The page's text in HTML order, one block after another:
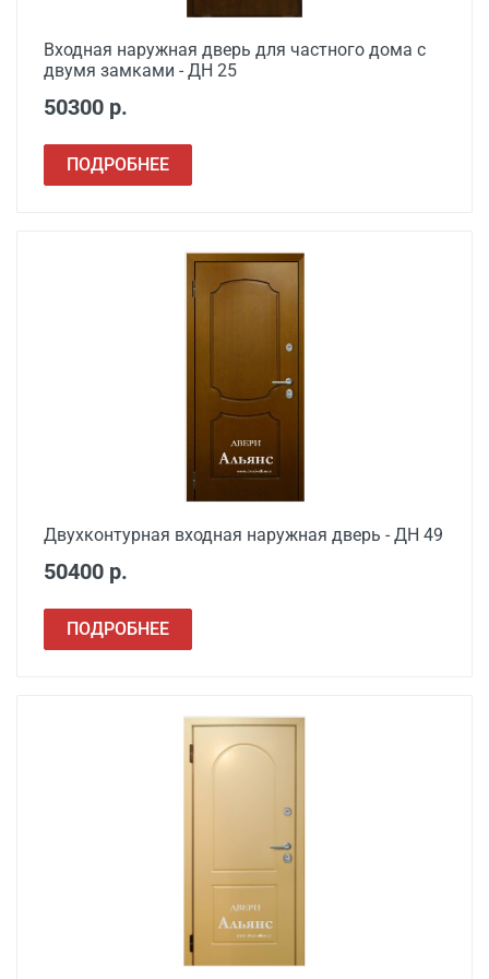
Входная наружная дверь для частного дома с
двумя замками - ДН 25
50300 р.
ПОДРОБНЕЕ
Двухконтурная входная наружная дверь - ДН 49
50400 р.
ПОДРОБНЕЕ